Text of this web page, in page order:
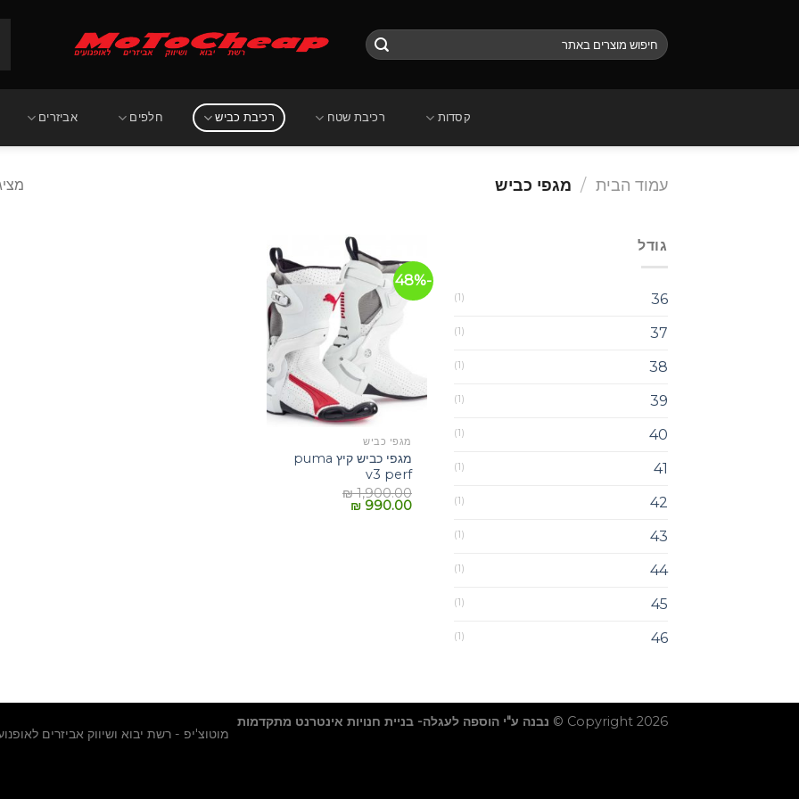
חיפוש
עבור:
קסדות רכיבת שטח רכיבת כביש חלפים אביזרים
עמוד הבית / מגפי כביש
גודל
36
(1)
37
(1)
38
(1)
39
(1)
40
(1)
41
(1)
42
(1)
43
(1)
44
(1)
45
(1)
46
(1)
-48%
הוסף
לרשימת
המשאלות
+
מגפי כביש
מגפי כביש קיץ puma
v3 perf
₪1,900.00
₪990.00
מוטוצ'יפ - רשת יבוא ושיווק אביזרים
Copyright 2026 © נבנה ע"י הוספה לעגלה- בניית חנויות אינטרנט מתקדמות